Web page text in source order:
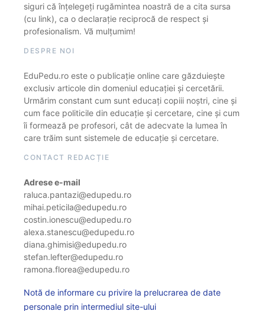
siguri că înțelegeți rugămintea noastră de a cita sursa
(cu link), ca o declarație reciprocă de respect și
profesionalism. Vă mulțumim!
DESPRE NOI
EduPedu.ro este o publicație online care găzduiește
exclusiv articole din domeniul educației și cercetării.
Urmărim constant cum sunt educați copiii noștri, cine și
cum face politicile din educație și cercetare, cine și cum
îi formează pe profesori, cât de adecvate la lumea în
care trăim sunt sistemele de educație și cercetare.
CONTACT REDACȚIE
Adrese e-mail
raluca.pantazi@edupedu.ro
mihai.peticila@edupedu.ro
costin.ionescu@edupedu.ro
alexa.stanescu@edupedu.ro
diana.ghimisi@edupedu.ro
stefan.lefter@edupedu.ro
ramona.florea@edupedu.ro
Notă de informare cu privire la prelucrarea de date
personale prin intermediul site-ului